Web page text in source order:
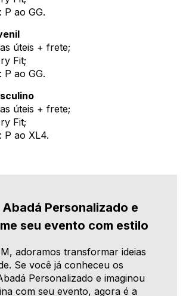
P ao GG.
úteis + frete;
Fit;
P ao GG.
úteis + frete;
Fit;
P ao XL4.
Abadá Personalizado e
seu evento com estilo
adoramos transformar ideias
Se você já conheceu os
Personalizado e imaginou
com seu evento, agora é a